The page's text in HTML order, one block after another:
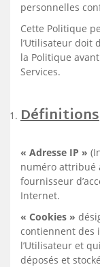
personnelles
Cette Politique
l’Utilisateur doit
la Politique
Services.
Définitions
« Adresse IP »
numéro attribué
fournisseur
Internet.
« Cookies »
contiennent des
l’Utilisateur et
déposés et